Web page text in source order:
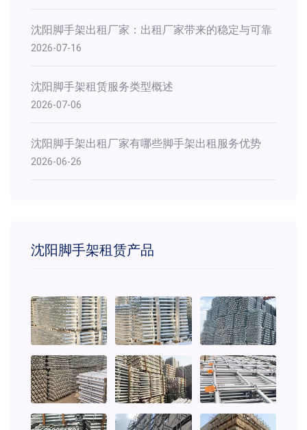
​沈阳脚手架出租厂家：出租厂家带来的稳定与可靠
2026-07-16
沈阳脚手架租赁服务类型概述
2026-07-06
沈阳脚手架出租厂家有哪些脚手架出租服务优势
2026-06-26
沈阳脚手架租赁产品